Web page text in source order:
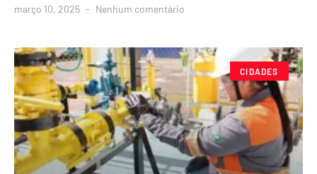
março 10, 2025 Nenhum comentário
CIDADES